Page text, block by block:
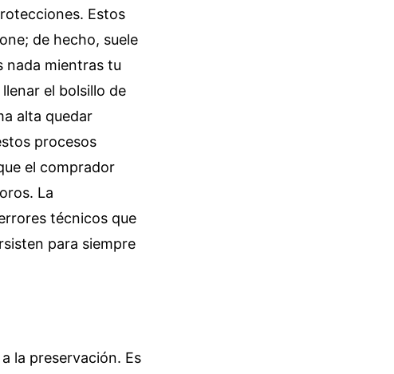
Estos
de hecho, suele
nada mientras tu
el bolsillo de
alta quedar
procesos
el comprador
La
técnicos que
para siempre
la preservación. Es